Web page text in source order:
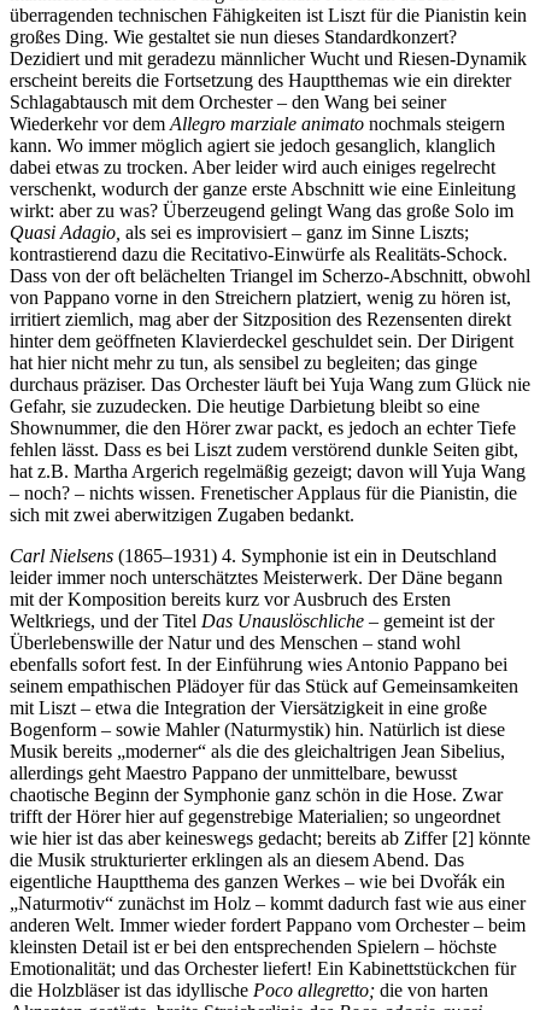
überragenden technischen Fähigkeiten ist Liszt für die Pianistin kein
großes Ding. Wie gestaltet sie nun dieses Standardkonzert?
Dezidiert und mit geradezu männlicher Wucht und Riesen-Dynamik
erscheint bereits die Fortsetzung des Hauptthemas wie ein direkter
Schlagabtausch mit dem Orchester – den Wang bei seiner
Wiederkehr vor dem Allegro marziale animato nochmals steigern
kann. Wo immer möglich agiert sie jedoch gesanglich, klanglich
dabei etwas zu trocken. Aber leider wird auch einiges regelrecht
verschenkt, wodurch der ganze erste Abschnitt wie eine Einleitung
wirkt: aber zu was? Überzeugend gelingt Wang das große Solo im
Quasi Adagio, als sei es improvisiert – ganz im Sinne Liszts;
kontrastierend dazu die Recitativo-Einwürfe als Realitäts-Schock.
Dass von der oft belächelten Triangel im Scherzo-Abschnitt, obwohl
von Pappano vorne in den Streichern platziert, wenig zu hören ist,
irritiert ziemlich, mag aber der Sitzposition des Rezensenten direkt
hinter dem geöffneten Klavierdeckel geschuldet sein. Der Dirigent
hat hier nicht mehr zu tun, als sensibel zu begleiten; das ginge
durchaus präziser. Das Orchester läuft bei Yuja Wang zum Glück nie
Gefahr, sie zuzudecken. Die heutige Darbietung bleibt so eine
Shownummer, die den Hörer zwar packt, es jedoch an echter Tiefe
fehlen lässt. Dass es bei Liszt zudem verstörend dunkle Seiten gibt,
hat z.B. Martha Argerich regelmäßig gezeigt; davon will Yuja Wang
– noch? – nichts wissen. Frenetischer Applaus für die Pianistin, die
sich mit zwei aberwitzigen Zugaben bedankt.
Carl Nielsens (1865–1931) 4. Symphonie ist ein in Deutschland
leider immer noch unterschätztes Meisterwerk. Der Däne begann
mit der Komposition bereits kurz vor Ausbruch des Ersten
Weltkriegs, und der Titel Das Unauslöschliche – gemeint ist der
Überlebenswille der Natur und des Menschen – stand wohl
ebenfalls sofort fest. In der Einführung wies Antonio Pappano bei
seinem empathischen Plädoyer für das Stück auf Gemeinsamkeiten
mit Liszt – etwa die Integration der Viersätzigkeit in eine große
Bogenform – sowie Mahler (Naturmystik) hin. Natürlich ist diese
Musik bereits „moderner“ als die des gleichaltrigen Jean Sibelius,
allerdings geht Maestro Pappano der unmittelbare, bewusst
chaotische Beginn der Symphonie ganz schön in die Hose. Zwar
trifft der Hörer hier auf gegenstrebige Materialien; so ungeordnet
wie hier ist das aber keineswegs gedacht; bereits ab Ziffer [2] könnte
die Musik strukturierter erklingen als an diesem Abend. Das
eigentliche Hauptthema des ganzen Werkes – wie bei Dvořák ein
„Naturmotiv“ zunächst im Holz – kommt dadurch fast wie aus einer
anderen Welt. Immer wieder fordert Pappano vom Orchester – beim
kleinsten Detail ist er bei den entsprechenden Spielern – höchste
Emotionalität; und das Orchester liefert! Ein Kabinettstückchen für
die Holzbläser ist das idyllische Poco allegretto; die von harten